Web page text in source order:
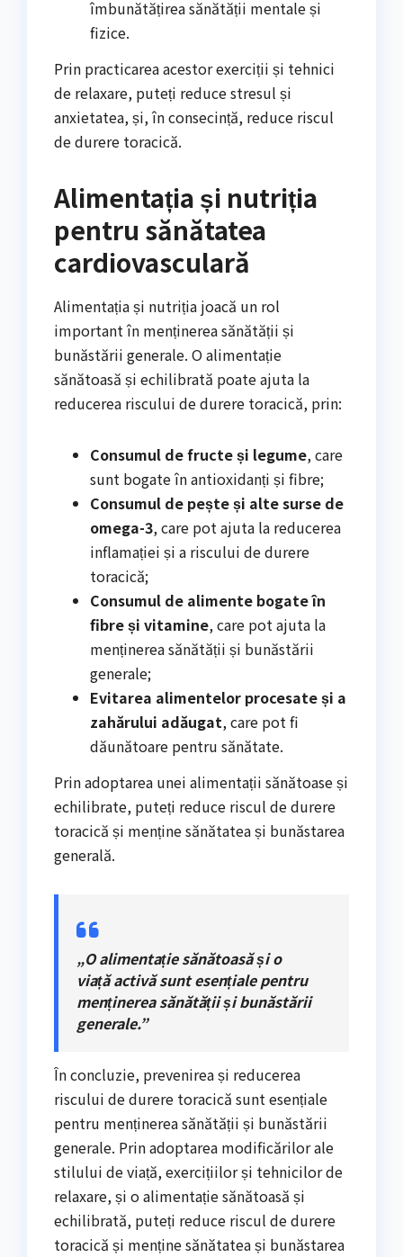
îmbunătățirea sănătății mentale și
fizice.
Prin practicarea acestor exerciții și tehnici
de relaxare, puteți reduce stresul și
anxietatea, și, în consecință, reduce riscul
de durere toracică.
Alimentația și nutriția
pentru sănătatea
cardiovasculară
Alimentația și nutriția joacă un rol
important în menținerea sănătății și
bunăstării generale. O alimentație
sănătoasă și echilibrată poate ajuta la
reducerea riscului de durere toracică, prin:
Consumul de fructe și legume, care
sunt bogate în antioxidanți și fibre;
Consumul de pește și alte surse de
omega-3, care pot ajuta la reducerea
inflamației și a riscului de durere
toracică;
Consumul de alimente bogate în
fibre și vitamine, care pot ajuta la
menținerea sănătății și bunăstării
generale;
Evitarea alimentelor procesate și a
zahărului adăugat, care pot fi
dăunătoare pentru sănătate.
Prin adoptarea unei alimentații sănătoase și
echilibrate, puteți reduce riscul de durere
toracică și menține sănătatea și bunăstarea
generală.
„O alimentație sănătoasă și o
viață activă sunt esențiale pentru
menținerea sănătății și bunăstării
generale.”
În concluzie, prevenirea și reducerea
riscului de durere toracică sunt esențiale
pentru menținerea sănătății și bunăstării
generale. Prin adoptarea modificărilor ale
stilului de viață, exercițiilor și tehnicilor de
relaxare, și o alimentație sănătoasă și
echilibrată, puteți reduce riscul de durere
toracică și menține sănătatea și bunăstarea